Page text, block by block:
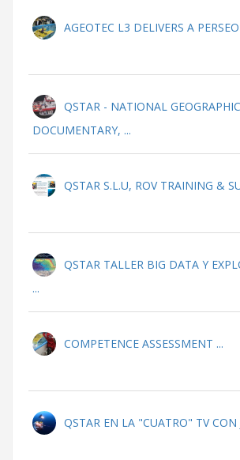
AGEOTEC L3 DELIVERS A
QSTAR - NATIONAL GEOGRAPHIC
DOCUMENTARY, ...
QSTAR S.L.U, ROV TRAINING &
QSTAR TALLER BIG DATA Y
...
COMPETENCE ASSESSMENT ...
QSTAR EN LA "CUATRO" TV CON